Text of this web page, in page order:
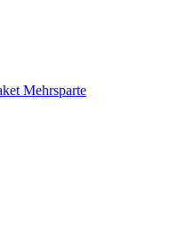
Mehrsparte